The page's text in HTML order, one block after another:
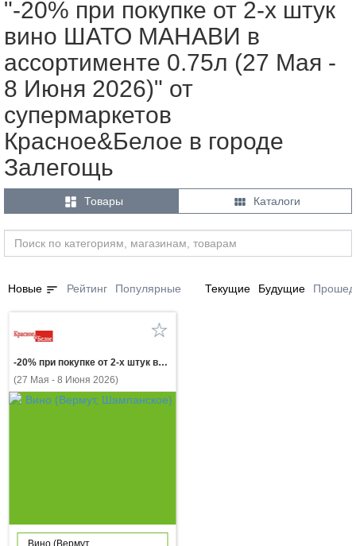
"-20% при покупке от 2-х штук
вино ШАТО МАНАВИ в
ассортименте 0.75л (27 Мая -
8 Июня 2026)" от
супермаркетов
Красное&Белое в городе
Залегощь
 Товары  Каталоги
Новые sort Рейтинг Популярные Текущие Будущие
-20% при покупке от 2-х штук вино ШАТО МАНАВИ в ассортименте 0.75л
(27 Мая - 8 Июня 2026)